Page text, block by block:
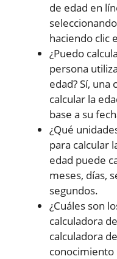
de edad en
haciendo clic
¿Puedo
persona
edad? Sí, una
calcular la
base a su
¿Qué
para calcular
edad puede
meses, días,
segundos.
¿Cuáles son
calculadora
calculadora
conocimiento